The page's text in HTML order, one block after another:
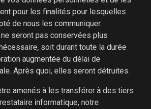
pour les finalités pour lesquelles
de nous les communiquer.
seront pas conservées plus
soit durant toute la durée
augmentée du délai de
Après quoi, elles seront détruites.
amenés à les transférer à des tiers
informatique, notre